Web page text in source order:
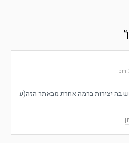
”
בה יצירות ברמה אחרת מבאתר הזה(ע